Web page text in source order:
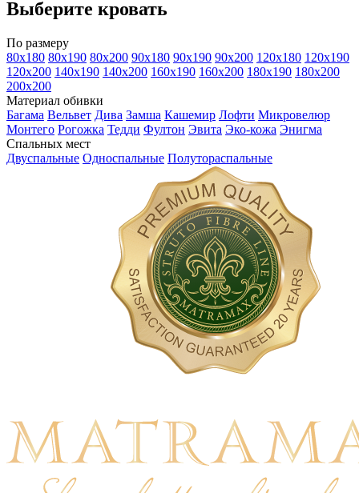
Выберите кровать
По размеру
80х180 80х190 80х200 90х180 90х190 90х200 120х180 120х190
120х200 140х190 140х200 160х190 160х200 180х190 180х200
200х200
Материал обивки
Багама Вельвет Дива Замша Кашемир Лофти Микровелюр
Монтего Рогожка Тедди Фултон Эвита Эко-кожа Энигма
Спальных мест
Двуспальные Односпальные Полутораспальные